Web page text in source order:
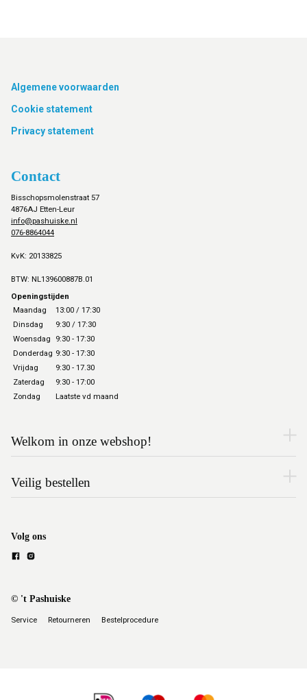
Footer
Algemene voorwaarden
Cookie statement
Privacy statement
Contact
Bisschopsmolenstraat 57
4876AJ Etten-Leur
info@pashuiske.nl
076-8864044
KvK: 20133825
BTW: NL139600887B.01
Openingstijden
Maandag
13:00 / 17:30
Dinsdag
9:30 / 17:30
Woensdag
9:30 - 17:30
Donderdag 9:30 - 17:30
Vrijdag
9:30 - 17.30
Zaterdag
9:30 - 17:00
Zondag
Laatste vd maand
Welkom in onze webshop!
Veilig bestellen
Volg ons
© 't Pashuiske
Service Retourneren Bestelprocedure